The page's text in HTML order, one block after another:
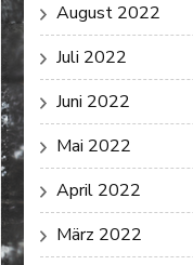
August 2022
Juli 2022
Juni 2022
Mai 2022
April 2022
März 2022